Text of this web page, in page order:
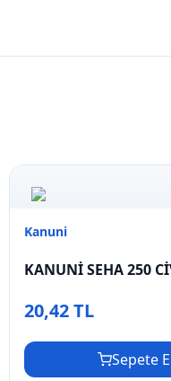
Kanuni
KANUNİ SEHA 250
20,42 TL
Sepete